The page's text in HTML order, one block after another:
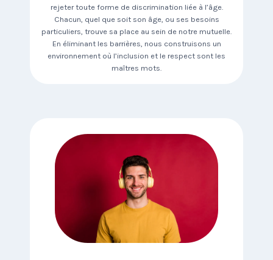
rejeter toute forme de discrimination liée à l’âge.
Chacun, quel que soit son âge, ou ses besoins
particuliers, trouve sa place au sein de notre mutuelle.
En éliminant les barrières, nous construisons un
environnement où l’inclusion et le respect sont les
maîtres mots.